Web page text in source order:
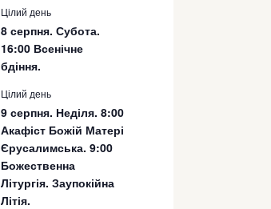
Цілий день
8 серпня. Субота.
16:00 Всенічне
бдіння.
Цілий день
9 серпня. Неділя. 8:00
Акафіст Божій Матері
Єрусалимська. 9:00
Божественна
Літургія. Заупокійна
Літія.